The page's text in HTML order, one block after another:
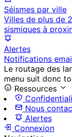
Séismes par ville
Villes de plus de
sismiques à
Alertes
Notifications
Le routage des
menu suit donc
Ressources
Nous
Alertes
Connexion